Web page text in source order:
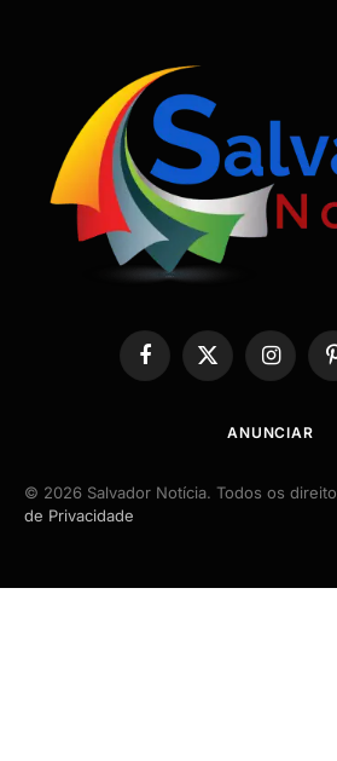
Facebook
X
(Twitter)
ANUNCIAR
© 2026 Salvador Notícia. Todos os
de Privacidade